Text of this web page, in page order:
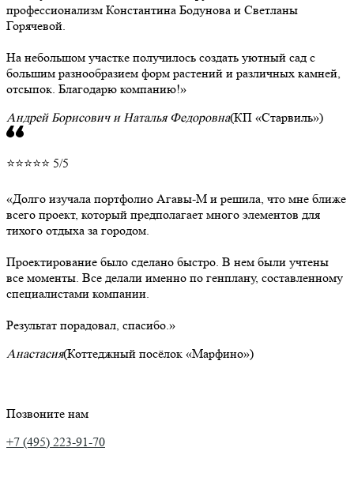
профессионализм Константина Бодунова и Светланы
Горячевой.
На небольшом участке получилось создать уютный сад с
большим разнообразием форм растений и различных камней,
отсыпок. Благодарю компанию!
Андрей Борисович и Наталья Федоровна(КП «Старвиль»)
⭐⭐⭐⭐⭐ 5/5
Долго изучала портфолио Агавы-М и решила, что мне ближе
всего проект, который предполагает много элементов для
тихого отдыха за городом.
Проектирование было сделано быстро. В нем были учтены
все моменты. Все делали именно по генплану, составленному
специалистами компании.
Результат порадовал, спасибо.
Анастасия(Коттеджный посёлок «Марфино»)
Позвоните нам
+7 (495) 223-91-70